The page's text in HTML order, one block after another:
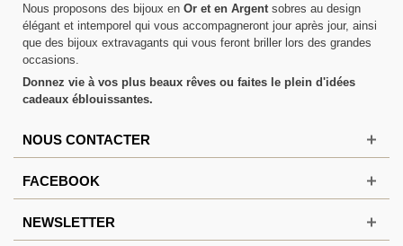
Nous proposons des bijoux en Or et en Argent sobres au design
élégant et intemporel qui vous accompagneront jour après jour, ainsi
que des bijoux extravagants qui vous feront briller lors des grandes
occasions.
Donnez vie à vos plus beaux rêves ou faites le plein d'idées
cadeaux éblouissantes.
NOUS CONTACTER
FACEBOOK
NEWSLETTER